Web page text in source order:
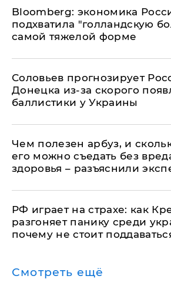
Bloomberg: экономика
подхватила "голландскую
самой тяжелой форме
Соловьев прогнозирует
Донецка из-за скорого
баллистики у Украины
Чем полезен арбуз, и
его можно съедать без
здоровья – разъяснили
РФ играет на страхе: как
разгоняет панику среди
почему не стоит
Смотреть ещё